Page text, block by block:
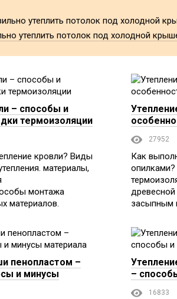
утеплить потолок под холодной
– способы и
термоизоляции
кровли? Виды
материалы,
монтажа
материалов.
27952
Как
древесной
засыпным
пенопластом –
и минусы
–
16833